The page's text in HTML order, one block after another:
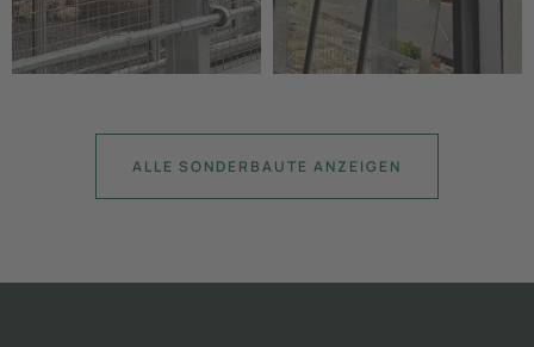
ALLE SONDERBAUTE ANZEIGEN